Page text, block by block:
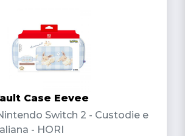
Case Eevee
Switch 2 - Custodie e
- HORI